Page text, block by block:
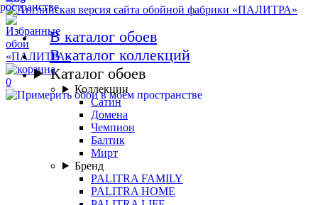
0
В каталог обоев
В каталог коллекций
Каталог обоев
Коллекции
Сатин
Домена
Чемпион
Балтик
Мирт
Бренд
PALITRA FAMILY
PALITRA HOME